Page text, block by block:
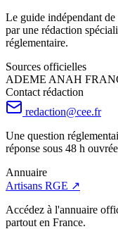
Le guide indépendant
par une rédaction
réglementaire.
Sources officielles
ADEME ANAH
Contact rédaction
redaction@cee.fr
Une question
réponse sous 48 h
Annuaire
Artisans RGE ↗
Accédez à l'annuaire
partout en France.